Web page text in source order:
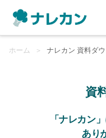
ご利用プラン
ご利用企業様の声
ホーム ＞ ナレカン 資料ダ
資
「ナレカン
あり